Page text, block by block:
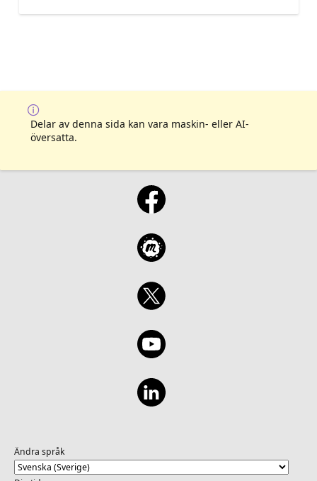
Delar av denna sida kan vara maskin- eller AI-
översatta.
Ändra språk